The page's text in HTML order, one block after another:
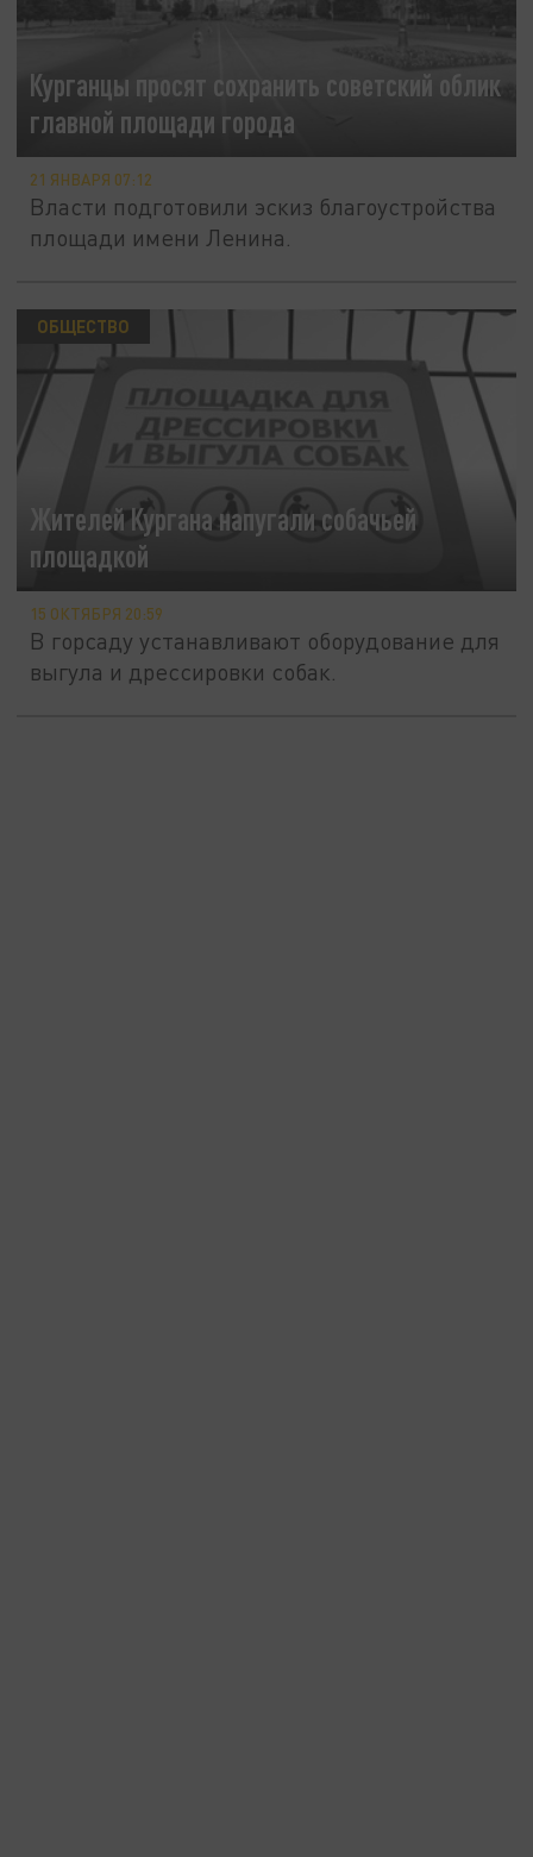
Курганцы просят сохранить советский облик
главной площади города
21 ЯНВАРЯ 07:12
Власти подготовили эскиз благоустройства
площади имени Ленина.
Жителей Кургана напугали собачьей
площадкой
ОБЩЕСТВО
15 ОКТЯБРЯ 20:59
В горсаду устанавливают оборудование для
выгула и дрессировки собак.